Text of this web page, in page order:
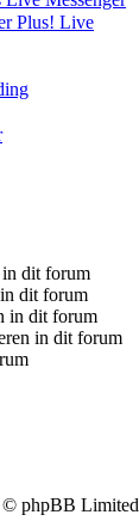
Plus! Live
in dit forum
dit forum
in dit forum
in dit forum
phpBB Limited